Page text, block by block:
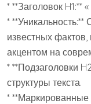
* **Заголовок H1:** «
*
известных
акцентом на
* **Подзаголовки
структуры текста.
* **Маркированные